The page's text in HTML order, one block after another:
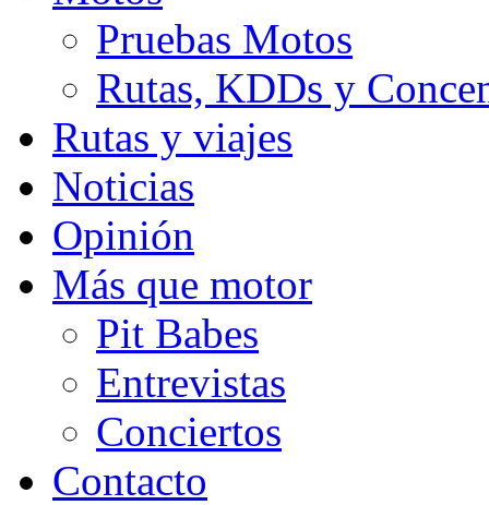
Pruebas Motos
Rutas, KDDs y
Rutas y viajes
Noticias
Opinión
Más que motor
Pit Babes
Entrevistas
Conciertos
Contacto